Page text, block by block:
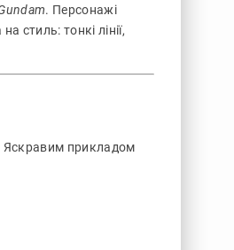
. Персонажі
стиль: тонкі лінії,
Яскравим прикладом